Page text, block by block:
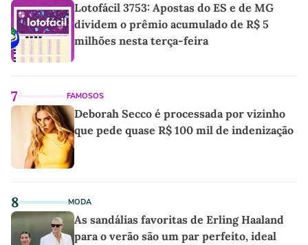
Lotofácil 3753: Apostas do ES e de MG
dividem o prêmio acumulado de R$ 5
milhões nesta terça-feira
7 FAMOSOS
Deborah Secco é processada por vizinho
que pede quase R$ 100 mil de indenização
8 MODA
As sandálias favoritas de Erling Haaland
para o verão são um par perfeito, ideal